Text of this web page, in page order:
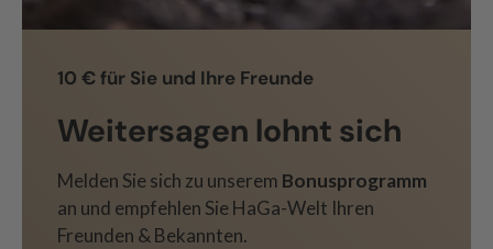
10 € für Sie und Ihre Freunde
Weitersagen lohnt sich
Melden Sie sich zu unserem Bonusprogramm
an und empfehlen Sie HaGa-Welt Ihren
Freunden & Bekannten.